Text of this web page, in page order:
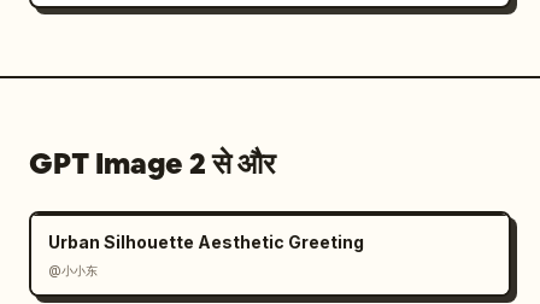
GPT Image 2 से और
Urban Silhouette Aesthetic Greeting
@小小东